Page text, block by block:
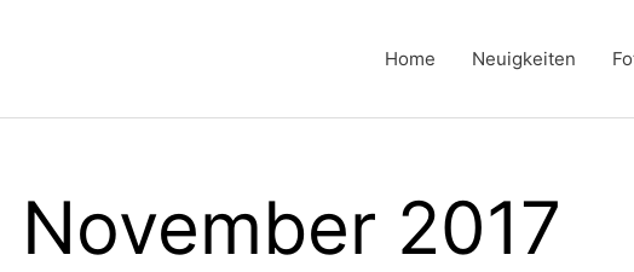
Home Neuigkeiten
November 2017